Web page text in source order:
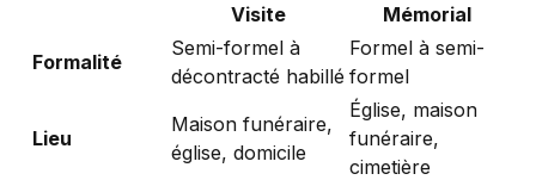
Visite
Mémorial
Formalité
Semi-formel à
décontracté habillé
Formel à semi-
formel
Lieu
Maison funéraire,
église, domicile
Église, maison
funéraire,
cimetière